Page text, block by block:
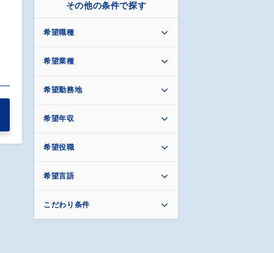
その他の条件で探す
希望職種
希望業種
希望勤務地
希望年収
希望役職
希望言語
こだわり条件